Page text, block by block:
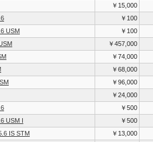
￥15,000
￥100
USM ￥100
￥457,000
￥74,000
￥68,000
￥96,000
￥24,000
￥500
USM I ￥500
IS STM ￥13,000